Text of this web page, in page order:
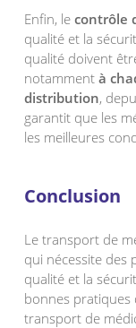
Enfin, le contrôle
qualité et la
qualité doivent
notamment à
distribution,
garantit que les
les meilleures
Conclusion
Le transport de
qui nécessite des
qualité et la
bonnes
transport de